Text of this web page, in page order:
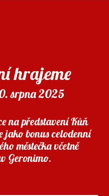
hrajeme
srpna 2025
na představení Kůň
jako bonus celodenní
městečka včetně
Geronimo.